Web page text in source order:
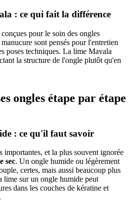
: ce qui fait la différence
pour le soin des ongles
sont pensés pour l'entretien
poses techniques. La lime Mavala
la structure de l'ongle plutôt qu'en
ongles étape par étape
: ce qu'il faut savoir
importantes, et la plus souvent ignorée
sec. Un ongle humide ou légèrement
certes, mais aussi beaucoup plus
lime sur un ongle humide peut
dans les couches de kératine et